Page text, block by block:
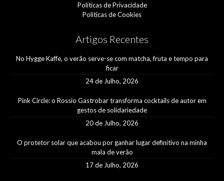
Políticas de Privacidade
Políticas de Cookies
Artigos Recentes
No Hygge Kaffe, o verão serve-se com matcha, fruta e tempo para
ficar
24 de Julho, 2026
Pink Circle: o Rossio Gastrobar transforma cocktails de autor em
gestos de solidariedade
20 de Julho, 2026
O protetor solar que acabou por ganhar lugar definitivo na minha
mala de verão
17 de Julho, 2026